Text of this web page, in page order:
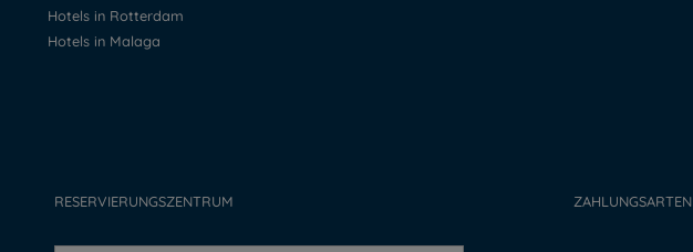
Hotels in Rotterdam
Hotels in Malaga
RESERVIERUNGSZENTRUM ZAHLUNGSARTEN